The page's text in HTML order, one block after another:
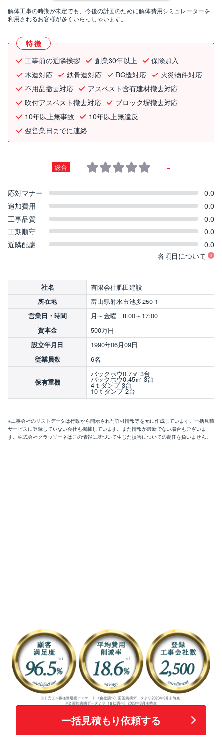
解体工事の時期が未定でも、今後の計画のために解体費用シミュレーターを
利用されるお客様が多くいらっしゃいます。
特徴
工事前の近隣挨拶
創業30年以上
保険加入
木造対応
鉄骨造対応 RC造対応
火災物件対応
不用品撤去対応
アスベスト含有建材撤去対応
吹付アスベスト撤去対応
ブロック塀撤去対応
10年以上無事故
10年以上無違反
翌営業日までに連絡
総合 -
応対マナー
0.0
追加費用
0.0
工事品質
0.0
工期順守
0.0
近隣配慮
0.0
各項目について
社名 有限会社肥田建設
所在地 富山県射水市池多250-1
営業日・時間 月～金曜 8:00～17:00
資本金 500万円
設立年月日 1990年06月09日
従業員数 6名
保有重機
バックホウ0.7㎥ 3台
バックホウ0.45㎥ 3台
4ｔダンプ 3台
10ｔダンプ 2台
※工事会社のリストデータは行政から開示された許可情報等を元に作成しています。一括見積
サービスに登録していない会社も掲載しています。また情報が最新でない場合もございま
す。株式会社クラッソーネはこの情報に基づいて生じた損害についての責任を負いません。
一括見積もり依頼する